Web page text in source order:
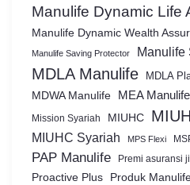
Manulife Dynamic Life
Manulife Dynamic Wealth
Manulife Saving Protector Manulife
MDLA Manulife MDLA
MDWA Manulife MEA Manulife
Mission Syariah MIUHC
MIUHC Syariah MPS Flexi
PAP Manulife Premi asuransi
Proactive Plus Produk